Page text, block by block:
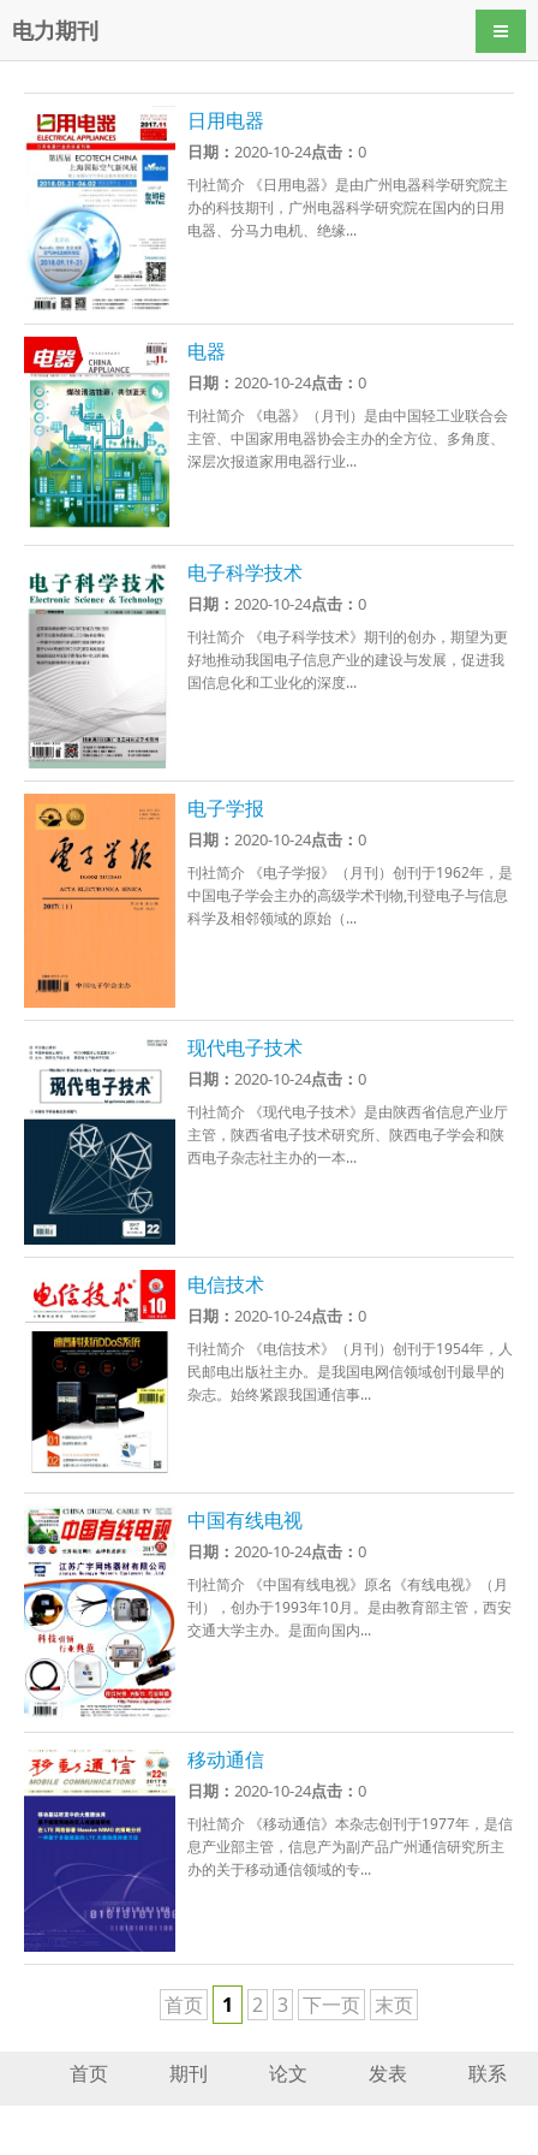
电力期刊 导航
日用电器
日期：2020-10-24点击：0
刊社简介 《日用电器》是由广州电器科学研究院主
办的科技期刊，广州电器科学研究院在国内的日用
电器、分马力电机、绝缘...
电器
日期：2020-10-24点击：0
刊社简介 《电器》（月刊）是由中国轻工业联合会
主管、中国家用电器协会主办的全方位、多角度、
深层次报道家用电器行业...
电子科学技术
日期：2020-10-24点击：0
刊社简介 《电子科学技术》期刊的创办，期望为更
好地推动我国电子信息产业的建设与发展，促进我
国信息化和工业化的深度...
电子学报
日期：2020-10-24点击：0
刊社简介 《电子学报》（月刊）创刊于1962年，是
中国电子学会主办的高级学术刊物,刊登电子与信息
科学及相邻领域的原始（...
现代电子技术
日期：2020-10-24点击：0
刊社简介 《现代电子技术》是由陕西省信息产业厅
主管，陕西省电子技术研究所、陕西电子学会和陕
西电子杂志社主办的一本...
电信技术
日期：2020-10-24点击：0
刊社简介 《电信技术》（月刊）创刊于1954年，人
民邮电出版社主办。是我国电网信领域创刊最早的
杂志。始终紧跟我国通信事...
中国有线电视
日期：2020-10-24点击：0
刊社简介 《中国有线电视》原名《有线电视》（月
刊），创办于1993年10月。是由教育部主管，西安
交通大学主办。是面向国内...
移动通信
日期：2020-10-24点击：0
刊社简介 《移动通信》本杂志创刊于1977年，是信
息产业部主管，信息产为副产品广州通信研究所主
办的关于移动通信领域的专...
首页 1 2 3 下一页 末页
首页 期刊 论文 发表 联系